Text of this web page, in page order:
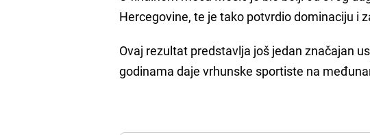
Hercegovine, te je tako potvrdio dominaciju i
Ovaj rezultat predstavlja još jedan značajan
godinama daje vrhunske sportiste na